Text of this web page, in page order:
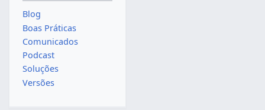
Blog
Boas Práticas
Comunicados
Podcast
Soluções
Versões